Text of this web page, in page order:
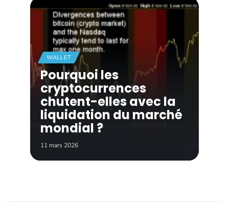
WALLET
Pourquoi les
cryptocurrences
chutent-elles avec la
liquidation du marché
mondial ?
11 mars 2026